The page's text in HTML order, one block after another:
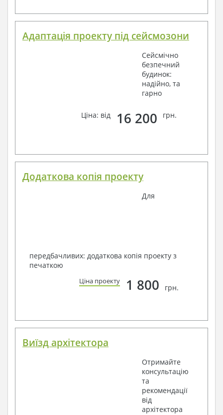
Адаптація проекту під сейсмозони
Сейсмічно
безпечний
будинок:
надійно, та
гарно
Ціна: від 16 200 грн.
Додаткова копія проекту
Для
передбачливих: додаткова копія проекту з
печаткою
Ціна проекту 1 800 грн.
Виїзд архітектора
Отримайте
консультацію
та
рекомендації
від
архітектора